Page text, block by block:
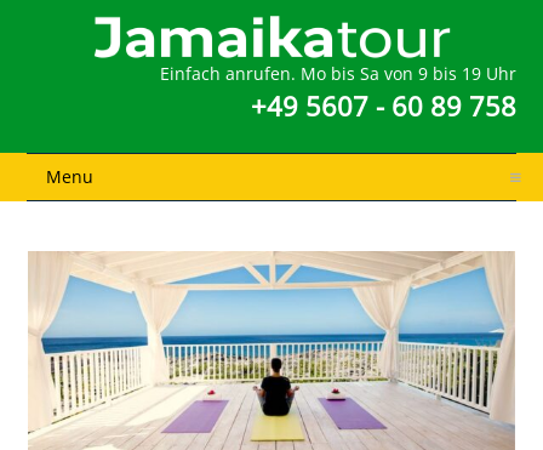
Einfach anrufen. Mo bis Sa von 9 bis 19 Uhr
+49 5607 - 60 89 758
Menu